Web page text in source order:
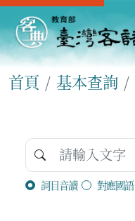
首頁 基本查詢
詞目音讀 對應國語